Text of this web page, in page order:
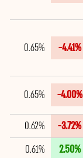
-4.41%
0.65%
-4.00%
0.65%
-3.72%
0.62%
2.50%
0.61%